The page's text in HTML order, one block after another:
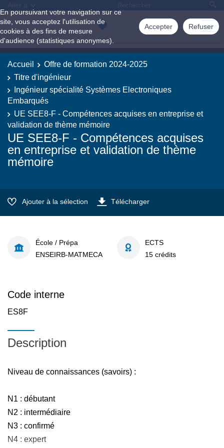
En poursuivant votre navigation sur ce
site, vous acceptez l'utilisation de
cookies à des fins de mesure
d'audience (statistiques anonymes).
Accepter Refuser
Aller à
Accueil
Offre de formation 2024-2025
Titre d'ingénieur
Ingénieur spécialité Systèmes Electroniques
Embarqués
UE SEE8-F - Compétences acquises en entreprise et
validation de thème mémoire
UE SEE8-F - Compétences acquises
en entreprise et validation de thème
mémoire
Ajouter à la sélection Télécharger
École / Prépa
ENSEIRB-MATMECA
ECTS
15 crédits
Code interne
ES8F
Description
Niveau de connaissances (savoirs) :
N1 : débutant
N2 : intermédiaire
N3 : confirmé
N4 : expert